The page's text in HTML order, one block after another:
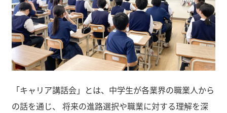
「キャリア講話会」とは、中学生が各業界の職業人から
の話を通じ、 将来の進路選択や職業に対する理解を深